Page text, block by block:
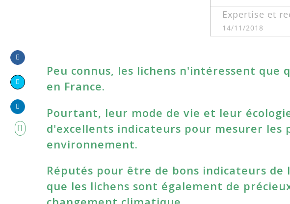
Expertise et
14/11/2018
on
Facebook
on
Twitter
Share
on
LinkedIn
Peu connus, les lichens n'intéressent que
en France.
Pourtant, leur mode de vie et leur
d'excellents indicateurs pour mesurer
environnement.
Réputés pour être de bons indicateurs
que les lichens sont également de